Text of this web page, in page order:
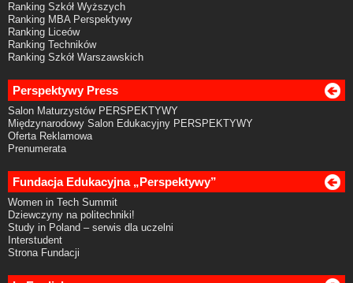
Ranking Szkół Wyższych
Ranking MBA Perspektywy
Ranking Liceów
Ranking Techników
Ranking Szkół Warszawskich
Perspektywy Press
Salon Maturzystów PERSPEKTYWY
Międzynarodowy Salon Edukacyjny PERSPEKTYWY
Oferta Reklamowa
Prenumerata
Fundacja Edukacyjna „Perspektywy”
Women in Tech Summit
Dziewczyny na politechniki!
Study in Poland – serwis dla uczelni
Interstudent
Strona Fundacji